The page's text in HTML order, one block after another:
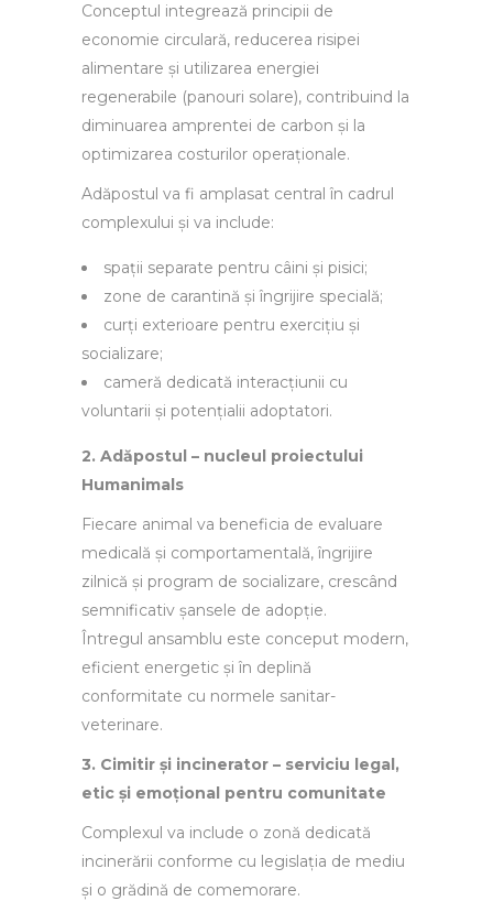
Conceptul integrează principii de
economie circulară, reducerea risipei
alimentare și utilizarea energiei
regenerabile (panouri solare), contribuind la
diminuarea amprentei de carbon și la
optimizarea costurilor operaționale.
Adăpostul va fi amplasat central în cadrul
complexului și va include:
spații separate pentru câini și pisici;
zone de carantină și îngrijire specială;
curți exterioare pentru exercițiu și
socializare;
cameră dedicată interacțiunii cu
voluntarii și potențialii adoptatori.
2. Adăpostul – nucleul proiectului
Humanimals
Fiecare animal va beneficia de evaluare
medicală și comportamentală, îngrijire
zilnică și program de socializare, crescând
semnificativ șansele de adopție.
Întregul ansamblu este conceput modern,
eficient energetic și în deplină
conformitate cu normele sanitar-
veterinare.
3. Cimitir și incinerator – serviciu legal,
etic și emoțional pentru comunitate
Complexul va include o zonă dedicată
incinerării conforme cu legislația de mediu
și o grădină de comemorare.